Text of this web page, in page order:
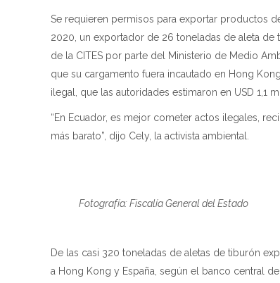
Se requieren permisos para exportar productos
2020, un exportador de 26 toneladas de aleta de
de la CITES por parte del Ministerio de Medio
que su cargamento fuera incautado en Hong
ilegal, que las autoridades estimaron en USD 1,1
“En Ecuador, es mejor cometer actos ilegales,
más barato”, dijo Cely, la activista ambiental.
Fotografía: Fiscalía General del Estado
De las casi 320 toneladas de aletas de tiburón
a Hong Kong y España, según el banco central